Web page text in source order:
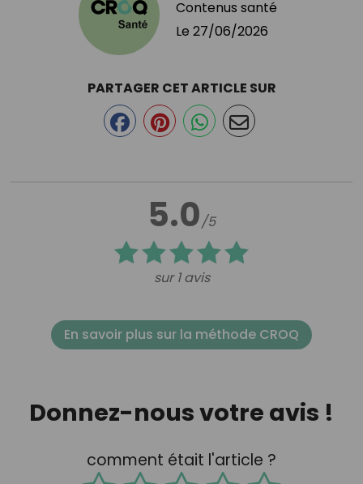
Contenus santé
Le 27/06/2026
5.0/5
sur 1 avis
PARTAGER CET ARTICLE SUR
En savoir plus sur la méthode CROQ
Donnez-nous votre avis !
comment était l'article ?